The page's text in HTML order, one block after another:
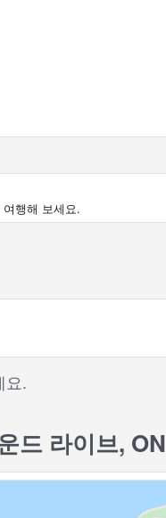
행해 보세요.
요.
드 라이브, ON